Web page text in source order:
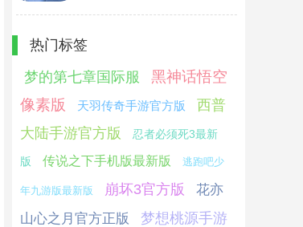
热门标签
梦的第七章国际服
黑神话悟空
像素版
天羽传奇手游官方版
西普
大陆手游官方版
忍者必须死3最新
版 传说之下手机版最新版 逃跑吧少
年九游版最新版 崩坏3官方版
花亦
山心之月官方正版
梦想桃源手游